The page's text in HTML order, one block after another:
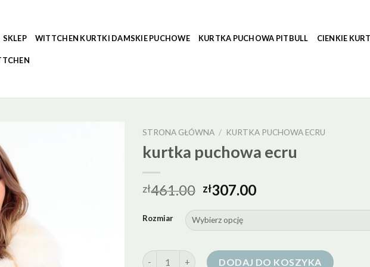
SKLEP WITTCHEN KURTKI DAMSKIE PUCHOWE KURTKA PUCHOWA PITBULL CIENKIE
STRONA GŁÓWNA / KURTKA PUCHOWA ECRU
kurtka puchowa ecru
zł461.00 zł307.00
Rozmiar
ilość kurtka puchowa ecruDODAJ DO KOSZYKA